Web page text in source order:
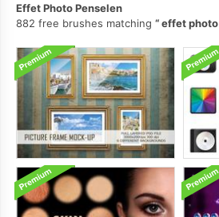
Effet Photo Penselen
882 free brushes matching
effet photo